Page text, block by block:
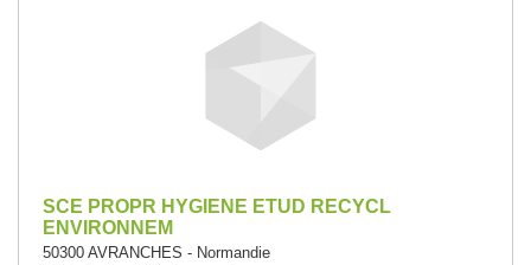
SCE PROPR HYGIENE ETUD RECYCL
ENVIRONNEM
50300 AVRANCHES - Normandie